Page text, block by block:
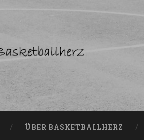
ÜBER BASKETBALLHERZ